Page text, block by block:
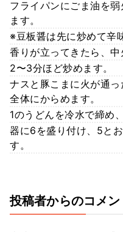
フライパンにごま油を
ます。
※豆板醤は先に炒めて辛
香りが立ってきたら、
2〜3分ほど炒めます。
ナスと豚こまに火が通
全体にからめます。
1のうどんを冷水で締め
器に6を盛り付け、5と
す。
投稿者からのコメン